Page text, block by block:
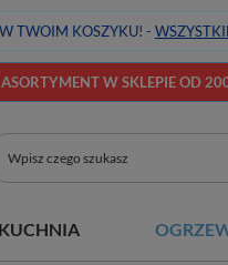
TWOIM KOSZYKU! -
W SKLEPIE OD
KUCHNIA